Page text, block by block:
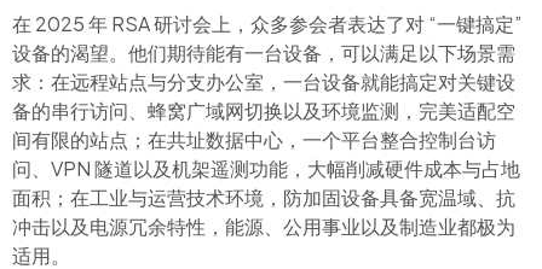
在 2025 年RSA 研讨会上，众多参会者表达了对 “一键搞定”
设备的渴望。他们期待能有一台设备，可以满足以下场景需
求：在远程站点与分支办公室，一台设备就能搞定对关键设
备的串行访问、蜂窝广域网切换以及环境监测，完美适配空
间有限的站点；在共址数据中心，一个平台整合控制台访
问、VPN 隧道以及机架遥测功能，大幅削减硬件成本与占地
面积；在工业与运营技术环境，防加固设备具备宽温域、抗
冲击以及电源冗余特性，能源、公用事业以及制造业都极为
适用。